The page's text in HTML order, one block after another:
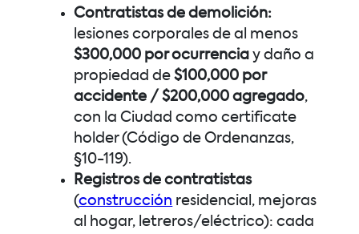
Contratistas de demolición:
lesiones corporales de al menos
$300,000 por ocurrencia y daño a
propiedad de$100,000 por
accidente / $200,000 agregado,
con la Ciudad como certificate
holder (Código de Ordenanzas,
§10-119).
Registros de contratistas
(construcción residencial, mejoras
al hogar, letreros/eléctrico): cada